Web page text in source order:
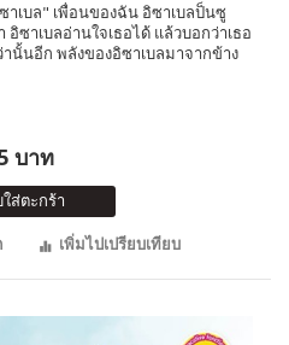
าเบล" เพื่อนของฉัน อิซาเบลป็นซู
ซาเบลอ่านใจเธอได้ แล้วบอกว่าเธอ
นั้นอีก พลังของอิซาเบลมาจากข้าง
บาท
ส่ตะกร้า
เพิ่มไปเปรียบเทียบ